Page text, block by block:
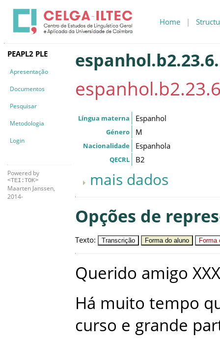
Home |
PEAPL2 PLE
Apresentação
Documentos
Pesquisar
Metodologia
Login
Powered by
<TEI:TOK>
Maarten Janssen,
2014-
Língua materna Espanhol
Género M
Nacionalidade Espanhola
QECRL B2
mais dados
Opções de
Texto: Transcrição Forma do aluno Forma
Querido amigo
Há muito tempo
curso e grande